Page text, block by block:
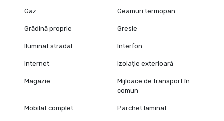
Gaz Geamuri termopan
Grădină proprie Gresie
Iluminat stradal Interfon
Internet Izolație exterioară
Magazie
Mijloace de transport în
comun
Mobilat complet Parchet laminat